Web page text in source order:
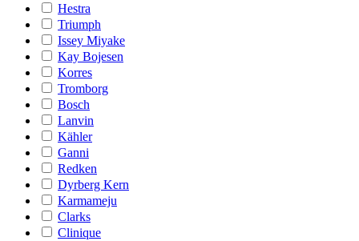
Hestra
Triumph
Issey Miyake
Kay Bojesen
Korres
Tromborg
Bosch
Lanvin
Kähler
Ganni
Redken
Dyrberg Kern
Karmameju
Clarks
Clinique